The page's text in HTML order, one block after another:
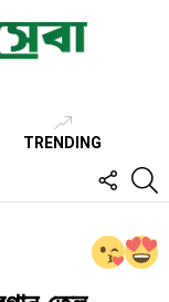
TRENDING
US